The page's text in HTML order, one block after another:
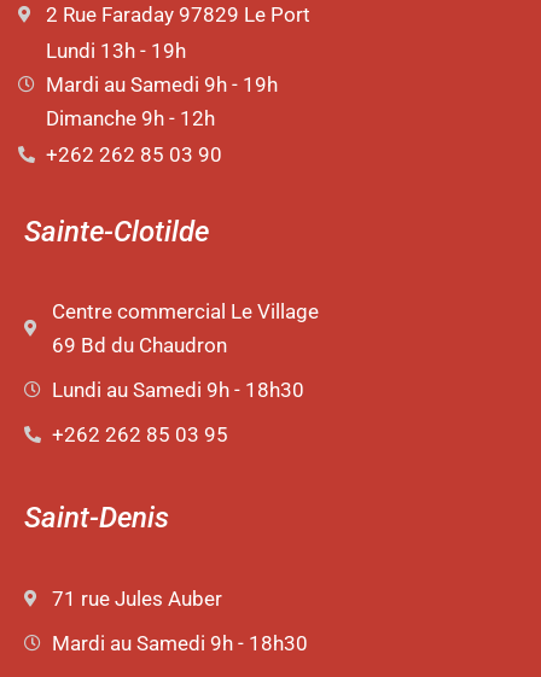
2 Rue Faraday 97829 Le Port
Lundi 13h - 19h
Mardi au Samedi 9h - 19h
Dimanche 9h - 12h
+262 262 85 03 90
Sainte-Clotilde
Centre commercial Le Village
69 Bd du Chaudron
Lundi au Samedi 9h - 18h30
+262 262 85 03 95
Saint-Denis
71 rue Jules Auber
Mardi au Samedi 9h - 18h30